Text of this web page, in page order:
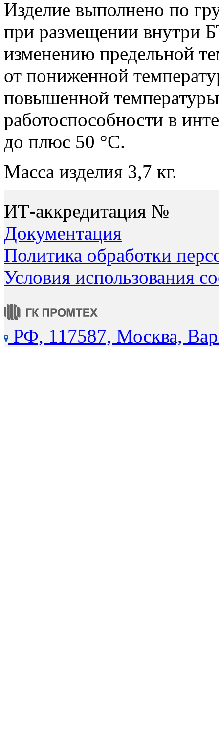
Изделие выполнено по
при размещении внутри
изменению предельной
от пониженной
повышенной
работоспособности в
до плюс 50 °С.
Масса изделия 3,7 кг.
ИТ-аккредитация №
Документация
Политика обработки
Условия использования
РФ, 117587, Москва,